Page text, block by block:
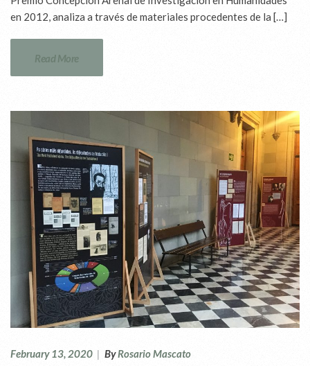
en 2012, analiza a través de materiales procedentes de la […]
Read More
February 13, 2020 | ByRosario Mascato